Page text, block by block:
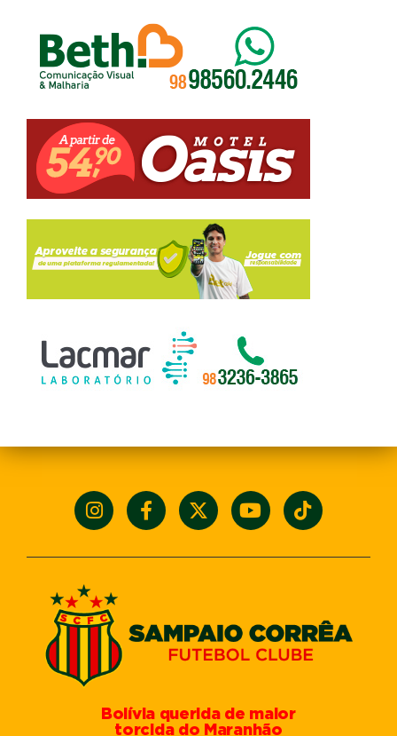
Bolívia querida de maior
torcida do Maranhão